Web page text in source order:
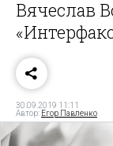
Вячеслав
30.09.2019 11:11
Автор: Егор Павленко